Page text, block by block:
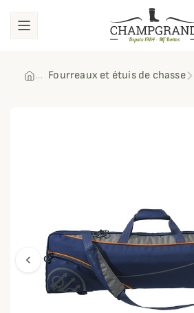
Fourreaux et étuis de chasse
chevron_left